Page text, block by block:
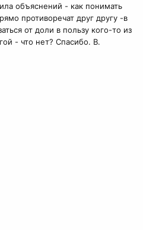
объяснений - как понимать
противоречат друг другу -в
от доли в пользу кого-то из
- что нет? Спасибо. В.